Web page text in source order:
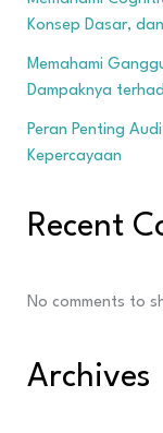
Konsep Dasar,
Memahami
Dampaknya
Peran Penting
Kepercayaan
Recent
No comments to
Archives